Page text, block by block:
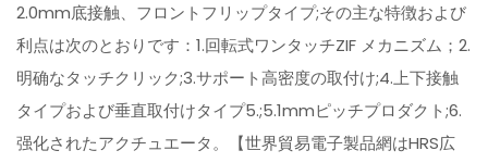
2.0mm底接触、フロントフリップタイプ;その主な特徴および
利点は次のとおりです：1.回転式ワンタッチZIF メカニズム；2.
明确なタッチクリック;3.サポート高密度の取付け;4.上下接触
タイプおよび垂直取付けタイプ5.;5.1mmピッチプロダクト;6.
强化されたアクチュエータ。【世界貿易電子製品網はHRS広